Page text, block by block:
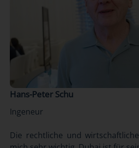
Hans-Peter Schu
Ingeneur
Die rechtliche und